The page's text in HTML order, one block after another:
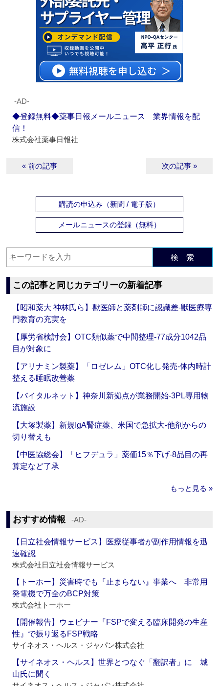
‐AD‐
◆登録無料◆薬事日報メールニュース 業界情報を配
信！
株式会社薬事日報社
« 前の記事 次の記事 »
購読の申込み（新聞 / 電子版）
メールニュースの登録（無料）
検 索
この記事と同じカテゴリーの新着記事
【昭和薬大 神林氏ら】獣医師と薬剤師に認識差‐獣医療専
門教育の充実を
【厚労省検討会】OTC類似薬で中間整理‐77成分1042品
目が対象に
【アリナミン製薬】「ロゼレム」OTC化し発売‐体内時計
整える睡眠改善薬
【バイタルネット】神奈川新拠点が業務開始‐3PL専用物
流施設
【大塚製薬】新規IgA腎症薬、米国で急拡大‐他剤からの
切り替えも
【中医協総会】「ヒフデュラ」薬価15％下げ‐8品目の再
算定など了承
もっと見る »
おすすめ情報 ‐AD‐
【日立社会情報サービス】医療従事者が副作用情報を迅
速確認
株式会社日立社会情報サービス
【トーホー】災害時でも『止まらない』事業へ 非常用
発電機で万全のBCP対策
株式会社トーホー
【開催報告】ウェビナー『FSPで変える臨床開発の生産
性』で振り返るFSP戦略
サイネオス・ヘルス・ジャパン株式会社
【サイネオス・ヘルス】世界とつなぐ「翻訳者」に 城
山氏に聞く